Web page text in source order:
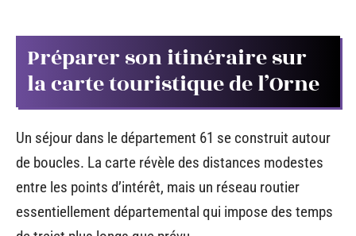
Préparer son itinéraire sur
la carte touristique de l’Orne
Un séjour dans le département 61 se construit autour
de boucles. La carte révèle des distances modestes
entre les points d’intérêt, mais un réseau routier
essentiellement départemental qui impose des temps